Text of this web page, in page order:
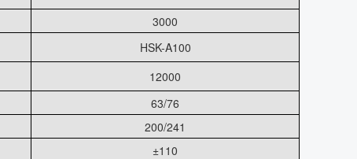
3000
HSK-A100
12000
63/76
200/241
±110